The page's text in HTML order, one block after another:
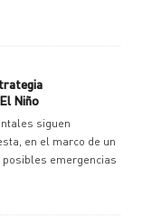
Niño
siguen
en el marco de un
emergencias